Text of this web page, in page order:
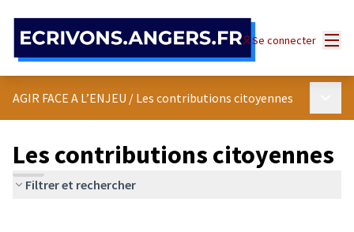
Se connecter
AGIR FACE A L’ENJEU / Les contributions citoyennes
Les contributions citoyennes
Filtrer et rechercher